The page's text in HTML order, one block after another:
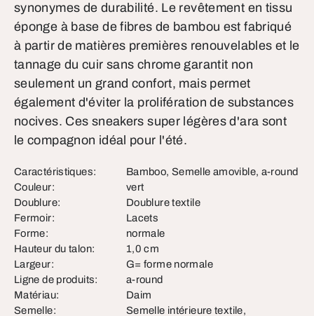
synonymes de durabilité. Le revêtement en tissu
éponge à base de fibres de bambou est fabriqué
à partir de matières premières renouvelables et le
tannage du cuir sans chrome garantit non
seulement un grand confort, mais permet
également d'éviter la prolifération de substances
nocives. Ces sneakers super légères d'ara sont
le compagnon idéal pour l'été.
Caractéristiques:
Bamboo, Semelle amovible, a-round
Couleur:
vert
Doublure:
Doublure textile
Fermoir:
Lacets
Forme:
normale
Hauteur du talon:
1,0 cm
Largeur:
G= forme normale
Ligne de produits:
a-round
Matériau:
Daim
Semelle:
Semelle intérieure textile,